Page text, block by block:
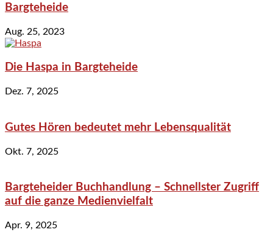
Bargteheide
Aug. 25, 2023
Die Haspa in Bargteheide
Dez. 7, 2025
Gutes Hören bedeutet mehr Lebensqualität
Okt. 7, 2025
Bargteheider Buchhandlung – Schnellster Zugriff
auf die ganze Medienvielfalt
Apr. 9, 2025